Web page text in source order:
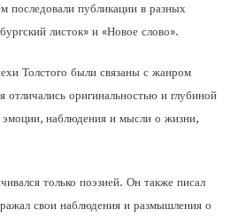
последовали публикации в разных
листок» и «Новое слово».
Толстого были связаны с жанром
отличались оригинальностью и глубиной
наблюдения и мысли о жизни,
только поэзией. Он также писал
свои наблюдения и размышления о